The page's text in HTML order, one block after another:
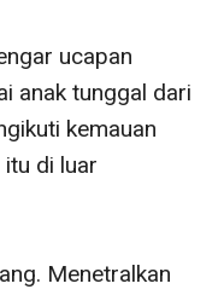
ucapan
anak tunggal dari
kemauan
di luar
Menetralkan